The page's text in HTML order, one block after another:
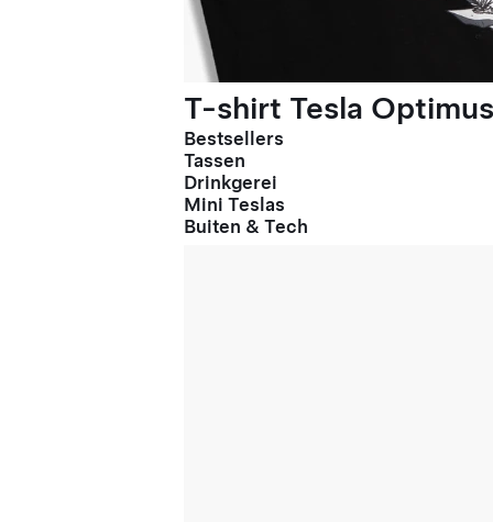
T-shirt Tesla
Bestsellers
Tassen
Drinkgerei
Mini Teslas
Buiten & Tech